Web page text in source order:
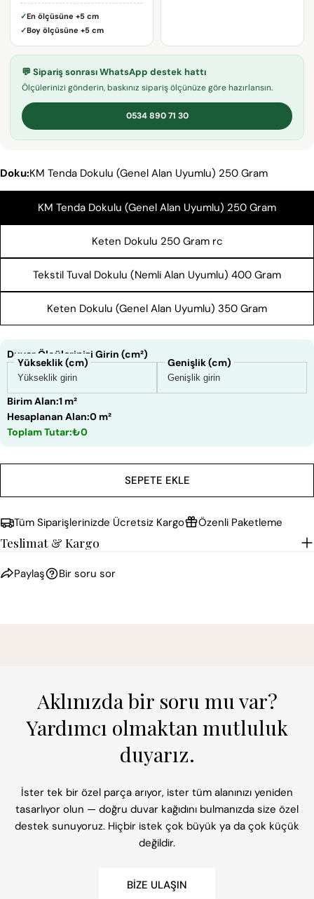
✓En ölçüsüne +5 cm
✓Boy ölçüsüne +5 cm
💬 Sipariş sonrası WhatsApp destek hattı
Ölçülerinizi gönderin, baskınız sipariş ölçünüze göre hazırlansın.
0534 890 71 30
Doku:KM Tenda Dokulu (Genel Alan Uyumlu) 250 Gram
KM Tenda Dokulu (Genel Alan Uyumlu) 250 Gram
Keten Dokulu 250 Gram rc
Tekstil Tuval Dokulu (Nemli Alan Uyumlu) 400 Gram
Keten Dokulu (Genel Alan Uyumlu) 350 Gram
Duvar Ölçülerinizi Girin (cm²)
Yükseklik (cm) Genişlik (cm)
Birim Alan:1 m²
Hesaplanan Alan:0 m²
Toplam Tutar:₺0
SEPETE EKLE
Tüm Siparişlerinizde Ücretsiz Kargo Özenli Paketleme
Teslimat & Kargo
Paylaş
Bu ürünü paylaş
Paylaş
Facebook'ta
Pinterest'teki
Bir soru sor
E-
posta
adresiniz
Telefonunuz
Mesajın
Aklınızda bir soru mu var?
Yardımcı olmaktan mutluluk
duyarız.
İster tek bir özel parça arıyor, ister tüm alanınızı yeniden
tasarlıyor olun — doğru duvar kağıdını bulmanızda size özel
destek sunuyoruz. Hiçbir istek çok büyük ya da çok küçük
değildir.
BIZE ULAŞIN